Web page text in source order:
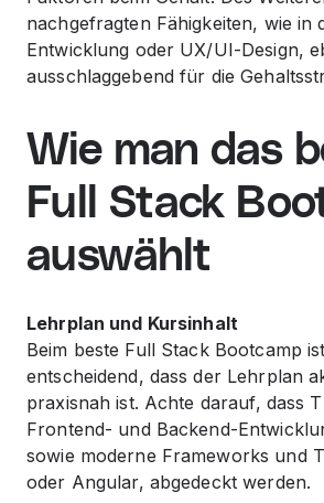
nachgefragten Fähigkeiten, wie in
Entwicklung oder UX/UI-Design,
ausschlaggebend für die
Wie man das
Full Stack
auswählt
Lehrplan und Kursinhalt
Beim beste Full Stack Bootcamp
entscheidend, dass der Lehrplan
praxisnah ist. Achte darauf, dass
Frontend- und Backend-
sowie moderne Frameworks und
oder Angular, abgedeckt werden.